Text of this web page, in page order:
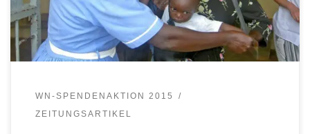
sind – gemessen an westlichen Standards – sehr arm.
Niemand besitzt ein Auto. […]
WN-SPENDENAKTION 2015
ZEITUNGSARTIKEL